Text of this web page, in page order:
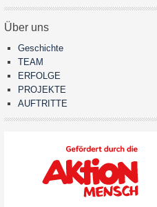
Über uns
Geschichte
TEAM
ERFOLGE
PROJEKTE
AUFTRITTE